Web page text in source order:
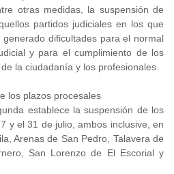
otras medidas, la suspensión de
partidos judiciales en los que
dificultades para el normal
y para el cumplimiento de los
la ciudadanía y los profesionales.
los plazos procesales
establece la suspensión de los
y el 31 de julio, ambos inclusive, en
Arenas de San Pedro, Talavera de
San Lorenzo de El Escorial y